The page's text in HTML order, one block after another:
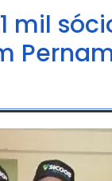
mil